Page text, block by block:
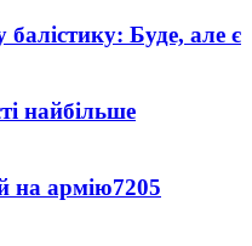
балістику: Буде, але є
найбільше
на армію7205